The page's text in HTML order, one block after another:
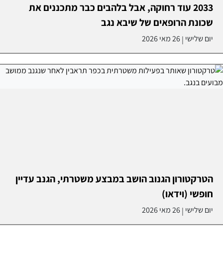
2033 עוד רחוקה, אבל בלהבים כבר מתכננים את
שכונת הרופאים של שיבא נגב
יום שלישי |26 מאי 2026
הטרקטורון הגנוב הושב במבצע משטרתי, הגנב עדיין
חופשי (וידאו)
יום שלישי |26 מאי 2026